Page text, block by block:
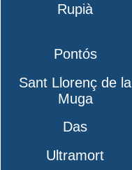
Rupià
Pontós
Sant Llorenç de la
Muga
Das
Ultramort